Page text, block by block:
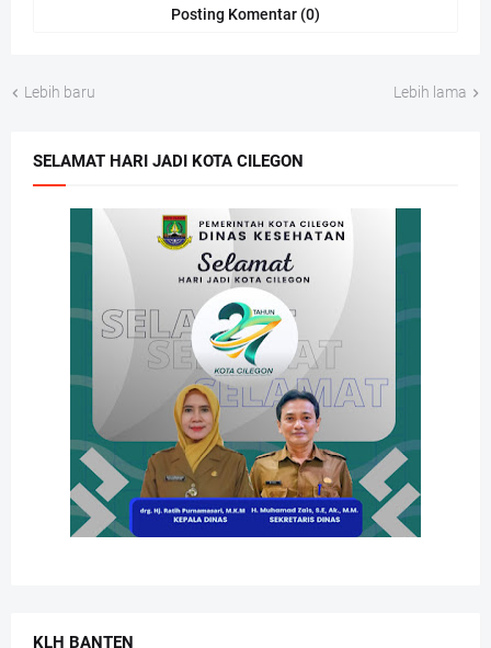
Posting Komentar (0)
Lebih baru Lebih lama
SELAMAT HARI JADI KOTA CILEGON
KLH BANTEN